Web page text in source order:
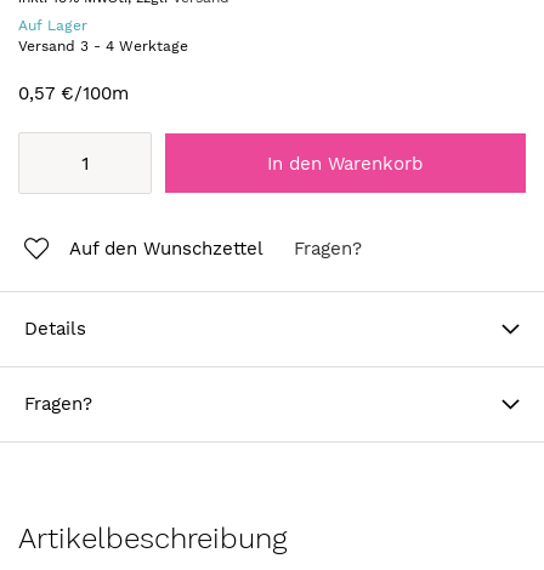
Auf Lager
Versand 3 - 4 Werktage
0,57 €/100m
In den Warenkorb
Auf den Wunschzettel Fragen?
Details
Fragen?
Artikelbeschreibung